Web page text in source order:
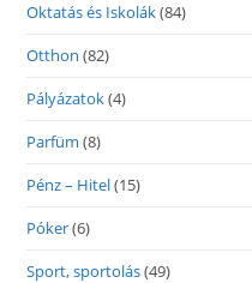
Oktatás és Iskolák(84)
Otthon (82)
Pályázatok(4)
Parfüm (8)
Pénz – Hitel(15)
Póker(6)
Sport, sportolás(49)